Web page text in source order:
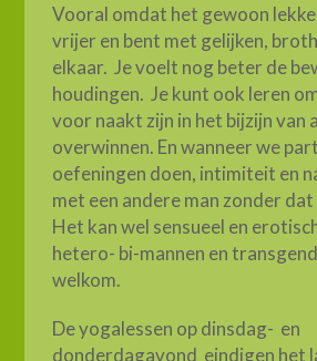
Vooral omdat het gewoon
vrijer en bent met gelijken,
elkaar. Je voelt nog beter de
houdingen. Je kunt ook leren
voor naakt zijn in het bijzijn van
overwinnen. En wanneer we
oefeningen doen, intimiteit en
met een andere man zonder
Het kan wel sensueel en
hetero- bi-mannen en
welkom.
De yogalessen op dinsdag- en
donderdagavond eindigen het